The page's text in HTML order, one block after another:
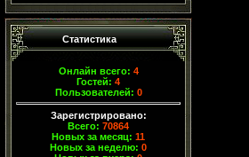
Статистика
Онлайн всего: 4
Гостей: 4
Пользователей: 0
Зарегистрировано:
Всего: 70864
Новых за месяц: 11
Новых за неделю: 0